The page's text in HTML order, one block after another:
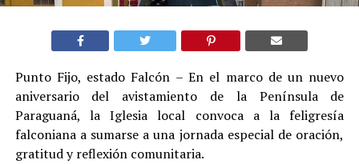
Punto Fijo, estado Falcón – En el marco de un nuevo
aniversario del avistamiento de la Península de
Paraguaná, la Iglesia local convoca a la feligresía
falconiana a sumarse a una jornada especial de oración,
gratitud y reflexión comunitaria.